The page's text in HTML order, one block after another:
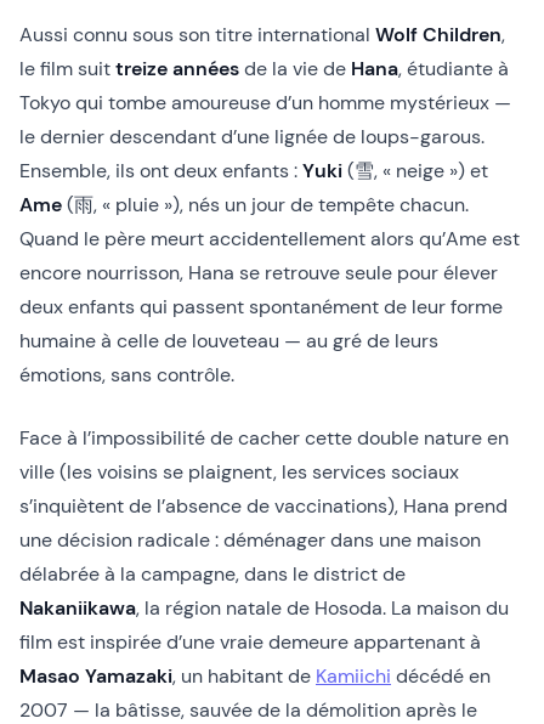
Aussi connu sous son titre international Wolf Children,
le film suittreize annéesde la vie de Hana, étudiante à
Tokyo qui tombe amoureuse d’un homme mystérieux —
le dernier descendant d’une lignée de loups-garous.
Ensemble, ils ont deux enfants :Yuki(雪, « neige ») et
Ame(雨, « pluie »), nés un jour de tempête chacun.
Quand le père meurt accidentellement alors qu’Ame est
encore nourrisson, Hana se retrouve seule pour élever
deux enfants qui passent spontanément de leur forme
humaine à celle de louveteau — au gré de leurs
émotions, sans contrôle.
Face à l’impossibilité de cacher cette double nature en
ville (les voisins se plaignent, les services sociaux
s’inquiètent de l’absence de vaccinations), Hana prend
une décision radicale : déménager dans une maison
délabrée à la campagne, dans le district de
Nakaniikawa, la région natale de Hosoda. La maison du
film est inspirée d’une vraie demeure appartenant à
Masao Yamazaki, un habitant de Kamiichi décédé en
2007 — la bâtisse, sauvée de la démolition après le